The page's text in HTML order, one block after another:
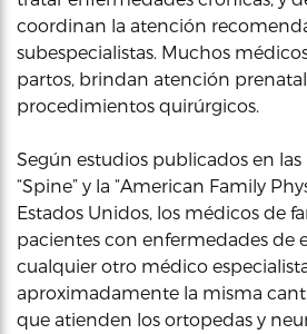
coordinan la atención
subespecialistas. Muchos
partos, brindan atención
procedimientos quirúrgicos.
Según estudios publicados en las
“Spine” y la “American Family
Estados Unidos, los médicos de
pacientes con enfermedades de
cualquier otro médico
aproximadamente la misma
que atienden los ortopedas y